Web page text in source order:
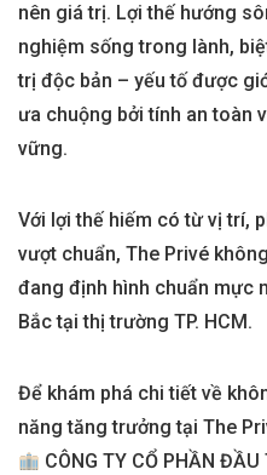
nên giá trị. Lợi thế hướng
nghiệm sống trong lành,
trị độc bản – yếu tố được
ưa chuộng bởi tính an toàn
vững.
Với lợi thế hiếm có từ vị trí,
vượt chuẩn, The Privé
đang định hình chuẩn mực
Bắc tại thị trường TP. HCM.
Để khám phá chi tiết về
năng tăng trưởng tại The
CÔNG TY CỔ PHẦN ĐẦU